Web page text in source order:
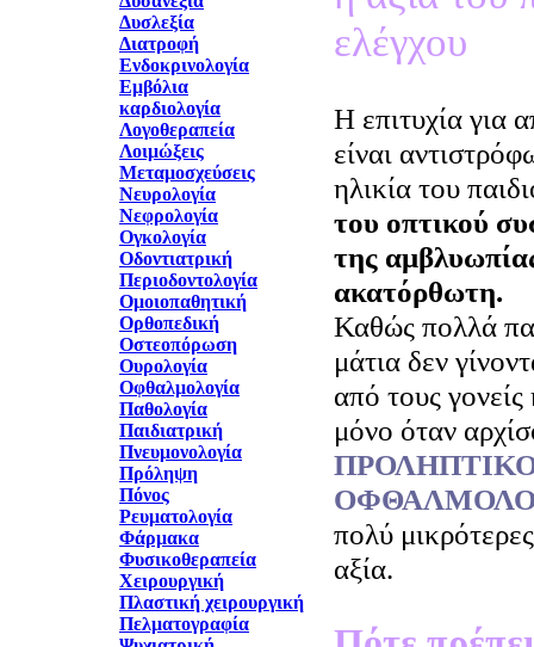
Δυσλεξία
Διατροφή
Ενδοκρινολογία
Εμβόλια
καρδιολογία
Λογοθεραπεία
Λοιμώξεις
Μεταμοσχεύσεις
Νευρολογία
Νεφρολογία
Ογκολογία
Οδοντιατρική
Περιοδοντολογία
Ομοιοπαθητική
Ορθοπεδική
Οστεοπόρωση
Ουρολογία
Οφθαλμολογία
Παθολογία
Παιδιατρική
Πνευμονολογία
Πρόληψη
Πόνος
Ρευματολογία
Φάρμακα
Φυσικοθεραπεία
Χειρουργική
Πλαστική χειρουργική
Πελματογραφία
ελέγχου
Η επιτυχία για
είναι
ηλικία του
του οπτικού
της
ακατόρθωτη.
Καθώς πολλά
μάτια δεν
από τους
μόνο όταν
πολύ
αξία.